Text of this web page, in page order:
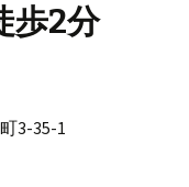
歩2分
3-35-1